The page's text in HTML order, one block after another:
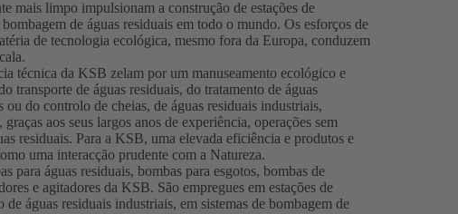
mais limpo impulsionam a construção de estações de
de águas residuais em todo o mundo. Os esforços de
de tecnologia ecológica, mesmo fora da Europa, conduzem
técnica da KSB zelam por um manuseamento ecológico e
transporte de águas residuais, do tratamento de águas
ou do controlo de cheias, de águas residuais industriais,
aos seus largos anos de experiência, operações sem
residuais. Para a KSB, uma elevada eficiência e produtos e
uma interacção prudente com a Natureza.
para águas residuais, bombas para esgotos, bombas de
e agitadores da KSB. São empregues em estações de
águas residuais industriais, em sistemas de bombagem de